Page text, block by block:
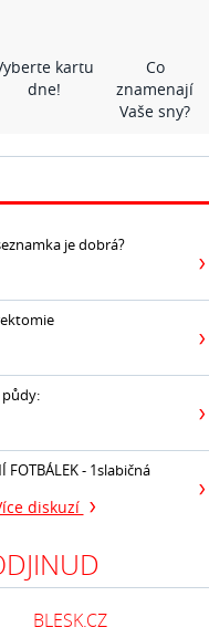
kartu
dne!
Co
znamenají
Vaše sny?
je dobrá?
půdy:
FOTBÁLEK - 1slabičná
diskuzí
BLESK.CZ